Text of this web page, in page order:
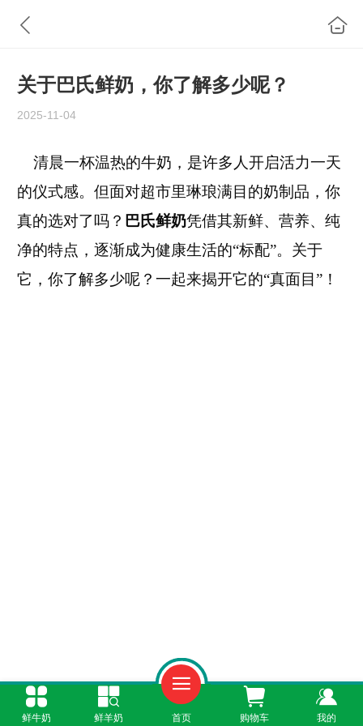
关于巴氏鲜奶，你了解多少呢？
2025-11-04
清晨一杯温热的牛奶，是许多人开启活力一天
的仪式感。但面对超市里琳琅满目的奶制品，你
真的选对了吗？ 巴氏鲜奶凭借其新鲜、营养、纯
净的特点，逐渐成为健康生活的“标配”。关于
它，你了解多少呢？一起来揭开它的“真面目”！
1. 低温杀菌，营养更完整
鲜牛奶 鲜羊奶 首页 购物车 我的